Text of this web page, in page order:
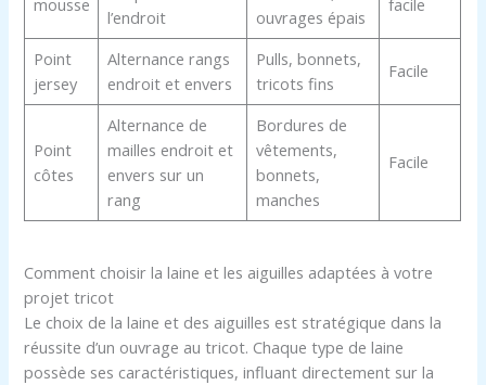
l’endroit
ouvrages épais
Point
jersey
Alternance rangs
endroit et envers
Pulls, bonnets,
tricots fins
Facile
Point
côtes
Alternance de
mailles endroit et
envers sur un
rang
Bordures de
vêtements,
bonnets,
manches
Facile
Comment choisir la laine et les aiguilles adaptées à votre
projet tricot
Le choix de la laine et des aiguilles est stratégique dans la
réussite d’un ouvrage au tricot. Chaque type de laine
possède ses caractéristiques, influant directement sur la